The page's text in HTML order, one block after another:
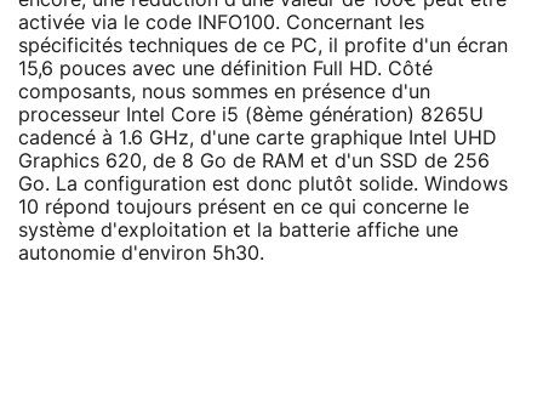
activée via le code INFO100. Concernant les
spécificités techniques de ce PC, il profite d'un écran
15,6 pouces avec une définition Full HD. Côté
composants, nous sommes en présence d'un
processeur Intel Core i5 (8ème génération) 8265U
cadencé à 1.6 GHz, d'une carte graphique Intel UHD
Graphics 620, de 8 Go de RAM et d'un SSD de 256
Go. La configuration est donc plutôt solide. Windows
10 répond toujours présent en ce qui concerne le
système d'exploitation et la batterie affiche une
autonomie d'environ 5h30.